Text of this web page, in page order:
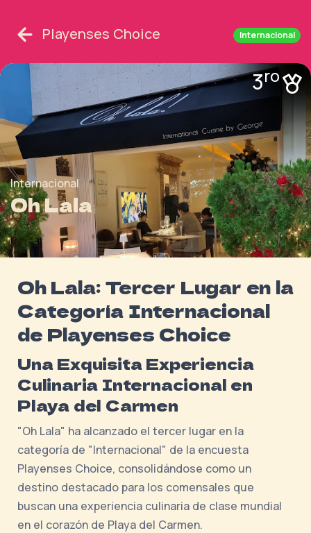
Playenses Choice Internacional
3ro
Internacional
Oh Lala
Oh Lala: Tercer Lugar en la
Categoría Internacional
de Playenses Choice
Una Exquisita Experiencia
Culinaria Internacional en
Playa del Carmen
"Oh Lala" ha alcanzado el tercer lugar en la
categoría de "Internacional" de la encuesta
Playenses Choice, consolidándose como un
destino destacado para los comensales que
buscan una experiencia culinaria de clase mundial
en el corazón de Playa del Carmen.